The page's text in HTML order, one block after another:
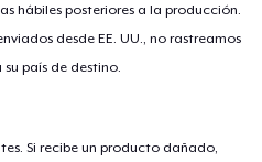
hábiles posteriores a la producción.
desde EE. UU., no rastreamos
país de destino.
Si recibe un producto dañado,